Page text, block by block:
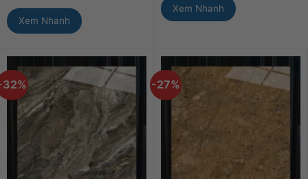
Xem Nhanh
Xem Nhanh
-27%